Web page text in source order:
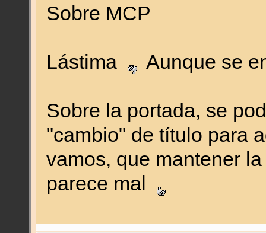
Sobre MCP
Lástima Aunque se
Sobre la portada, se
"cambio" de título para
vamos, que mantener
parece mal